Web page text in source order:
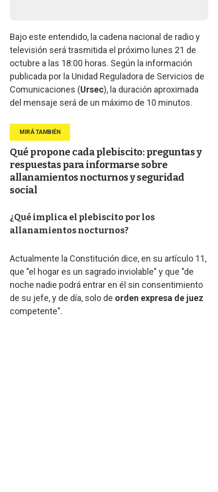
Bajo este entendido, la cadena nacional de radio y
televisión será trasmitida el próximo lunes 21 de
octubre a las 18:00 horas. Según la información
publicada por la Unidad Reguladora de Servicios de
Comunicaciones (Ursec), la duración aproximada
del mensaje será de un máximo de 10 minutos.
Qué propone cada plebiscito: preguntas y
respuestas para informarse sobre
allanamientos nocturnos y seguridad
social
¿Qué implica el plebiscito por los
allanamientos nocturnos?
Actualmente la Constitución dice, en su artículo 11,
que "el hogar es un sagrado inviolable" y que "de
noche nadie podrá entrar en él sin consentimiento
de su jefe, y de día, solo de orden expresa de juez
competente".